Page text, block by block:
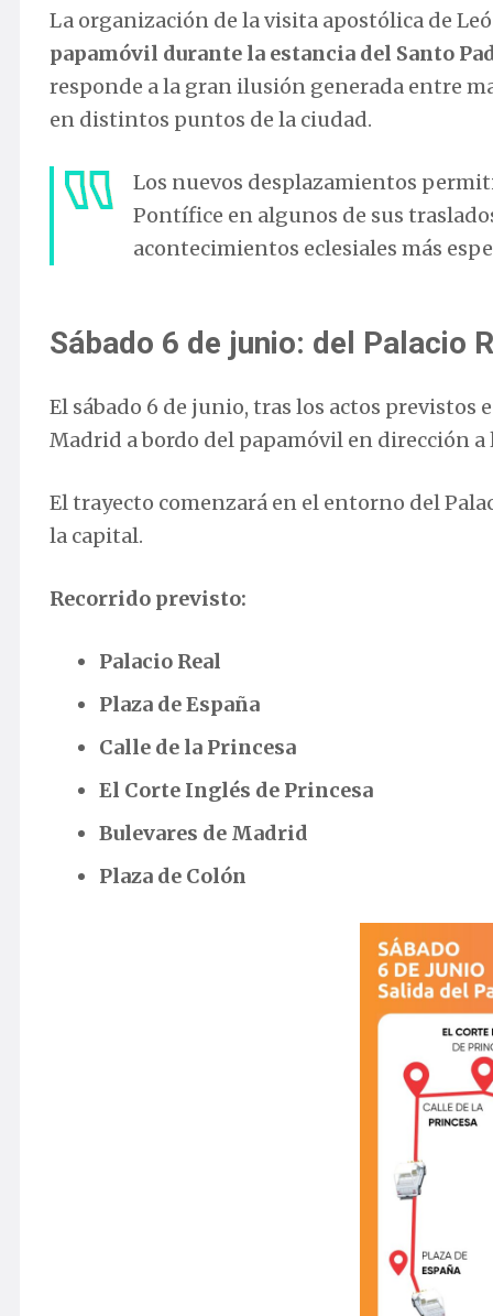
La organización de la visita apostólica de
papamóvil durante la estancia del Santo
responde a la gran ilusión generada entre
en distintos puntos de la ciudad.
Los nuevos desplazamientos
Pontífice en algunos de sus
acontecimientos eclesiales más
Sábado 6 de junio: del Palacio
El sábado 6 de junio, tras los actos previstos
Madrid a bordo del papamóvil en dirección a
El trayecto comenzará en el entorno del
la capital.
Recorrido previsto:
Palacio Real
Plaza de España
Calle de la Princesa
El Corte Inglés de Princesa
Bulevares de Madrid
Plaza de Colón